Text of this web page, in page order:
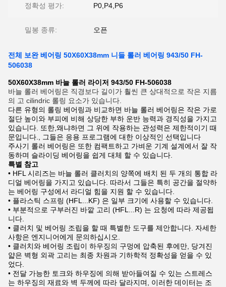
정확성 평가: P0,P4,P6
밀봉 종류: 오픈
전체 보완 베어링 50X60X38mm 니들 롤러 베어링 943/50 FH-
506038
50X60X38mm 바늘 롤러 라이저 943/50 FH-506038
바늘 롤러 베어링은 직경보다 길이가 훨씬 큰 상대적으로 작은 지름
의 고 cilindric 롤링 요소가 있습니다.
다른 유형의 롤링 베어링과 비교하면 바늘 롤러 베어링은 작은 가로
절단 높이와 부피에 비해 상당한 부하 운반 능력과 경직성을 가지고
있습니다. 또한,왜냐하면 그 위에 작용하는 관성력은 제한적이기 때
문입니다., 그들은 응용 프로그램에 대한 이상적인 선택입니다
주사기 롤러 베어링은 또한 컴팩트하고 가벼운 기계 설계에서 잘 작
동하며 슬라이딩 베어링을 쉽게 대체 할 수 있습니다.
특별 참고
• HFL 시리즈는 바늘 롤러 클러치의 양쪽에 배치 된 두 개의 통합 라
디얼 베어링을 가지고 있습니다. 따라서 그들은 특히 공간을 절약하
는 베어링 구성에서 라디얼 힘을 지원 할 수 있습니다.
• 플라스틱 스프링 (HFL...KF) 은 일부 크기에 사용할 수 있습니다.
• 부분적으로 구부러진 바깥 고리 (HFL...R) 는 요청에 따라 제공됩
니다.
• 클러치 및 베어링 조립을 할 때 특별한 도구를 제안합니다. 자세한
사항은 엔지니어에게 문의하십시오.
• 클러치와 베어링 조립이 하우징의 구멍에 압축된 후에만, 당겨진
얇은 벽형 외곽 고리는 최종 차원과 기하학적 정확성을 얻을 수 있
었다.
• 전달 가능한 토크와 하우징에 의해 받아들여질 수 있는 스트레스
는 하우징의 재료와 벽 두께에 따라 달라지며, 이러한 데이터는 조